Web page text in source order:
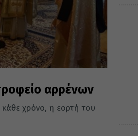
αρρένων
χρόνο, η εορτή του